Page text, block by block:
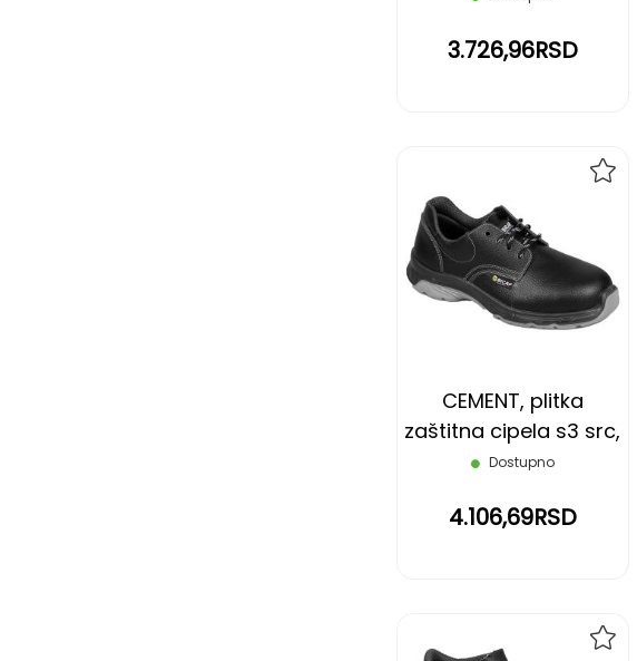
3.726,96RSD
CEMENT, plitka
zaštitna cipela s3 src,
crna, 46
Dostupno
4.106,69RSD
LISTU
ŽELJA